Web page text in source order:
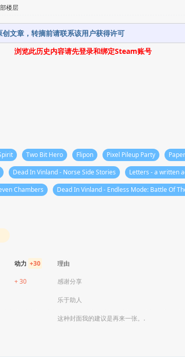
楼层
文章，转摘前请联系该用户获得许可
浏览此历史内容请先登录和绑定Steam账号
Two Bit Hero Flipon Pixel Pileup Party
Dead In Vinland - Norse Side Stories Letters - a written
Chambers Dead In Vinland - Endless Mode: Battle Of
动力 +30 理由
+ 30 感谢分享
乐于助人
这种封面我的建议是再来一张。.